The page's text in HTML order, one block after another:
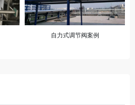
自力式调节阀案例